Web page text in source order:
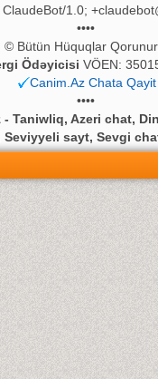
1.0;
••••
© Bütün Hüquqlar
Ödəyicisi VÖEN:
Canim.Az Chata Qayit
••••
- Taniwliq, Azeri chat,
Seviyyeli sayt, Sevgi